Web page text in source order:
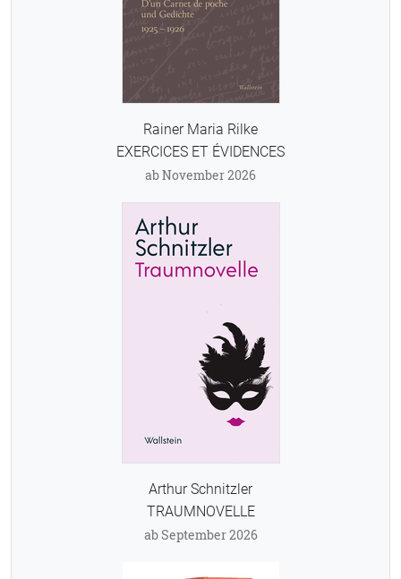
Rainer Maria Rilke
EXERCICES ET ÉVIDENCES
ab November 2026
Arthur Schnitzler
TRAUMNOVELLE
ab September 2026